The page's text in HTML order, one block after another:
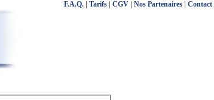
F.A.Q. Tarifs CGV Nos Partenaires Contact